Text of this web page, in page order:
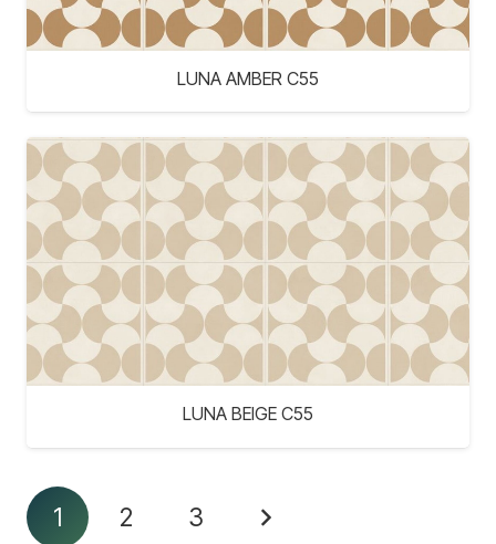
LUNA AMBER C55
LUNA BEIGE C55
1 2 3